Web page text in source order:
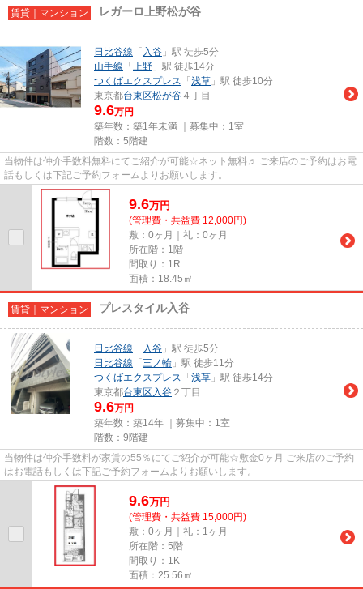
賃貸｜マンション レガーロ上野松が谷
日比谷線 「 入谷 」駅 徒歩5分
山手線 「 上野 」駅 徒歩14分
つくばエクスプレス 「 浅草 」駅 徒歩10分
東京都台東区松が谷 ４丁目
9.6万円
築年数：築1年未満 ｜募集中： 1室
階数：5階建
当物件は仲介手数料無料にてご紹介が可能☆ネット無料♬ ご来店のご予約はお電
話もしくは下記ご予約フォームよりお願いします。
9.6万円
(管理費・共益費 12,000円)
敷：0ヶ月｜礼：0ヶ月
所在階：1階
間取り：1R
面積：18.45㎡
賃貸｜マンション プレスタイル入谷
日比谷線 「 入谷 」駅 徒歩5分
日比谷線 「 三ノ輪 」駅 徒歩11分
つくばエクスプレス 「 浅草 」駅 徒歩14分
東京都台東区 入谷 ２丁目
9.6万円
築年数：築14年 ｜募集中： 1室
階数：9階建
当物件は仲介手数料が家賃の55％にてご紹介が可能☆敷金0ヶ月 ご来店のご予約
はお電話もしくは下記ご予約フォームよりお願いします。
9.6万円
(管理費・共益費 15,000円)
敷：0ヶ月｜礼：1ヶ月
所在階：5階
間取り：1K
面積：25.56㎡